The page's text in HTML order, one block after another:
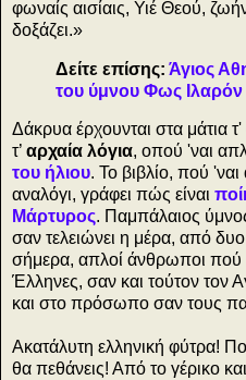
φωναίς αισίαις, Υιέ Θεού,
δοξάζει.»
Δείτε επίσης: Άγιος
του ύμνου Φως Ιλαρόν
Δάκρυα έρχουνται στα μάτια
τ’ αρχαία λόγια, οπού 'ναι
του ήλιου. Το βιβλίο, πού
αναλόγι, γράφει πώς είναι
Μάρτυρος. Παμπάλαιος
σαν τελειώνει η μέρα, από δυο
σήμερα, απλοί άνθρωποι πού
Έλληνες, σαν και τούτον τον
και στο πρόσωπο σαν τους
Ακατάλυτη ελληνική φύτρα!
θα πεθάνεις! Από το γέρικο